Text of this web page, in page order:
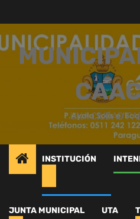
contenido
UNA CIUDAD
INSTITUCIÓN
JUNTA MUNICIPAL UTA